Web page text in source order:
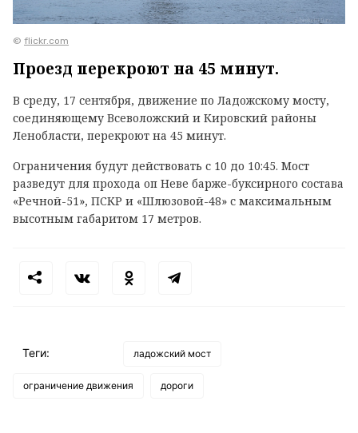
© flickr.com
Проезд перекроют на 45 минут.
В среду, 17 сентября, движение по Ладожскому мосту,
соединяющему Всеволожский и Кировский районы
Ленобласти, перекроют на 45 минут.
Ограничения будут действовать с 10 до 10:45. Мост
разведут для прохода оп Неве барже-буксирного состава
«Речной-51», ПСКР и «Шлюзовой-48» с максимальным
высотным габаритом 17 метров.
Теги: ладожский мост
ограничение движения дороги